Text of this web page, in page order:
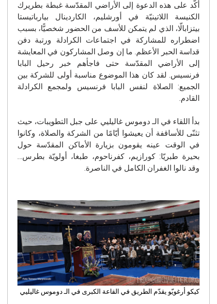
أكّد على هذه الدعوة إلى الأراضي المقدّسة غبطة بطريرك
الكنيسة اللاتينيّة في أورشليم، الكاردينال بيارباتيستا
بيتزابالّا، الذي لم يتمكن للأسف من الحضور شخصيًّا، بسبب
اضطراره للمشاركة في اجتماعات الكرادلة ورتبة دفن
قداسة الحبر الأعظم. ما إن وصل المشاركون في المعايشة
إلى الأراضي المقدّسة حتى فاجأهم خبر رحيل البابا
فرنسيس. لقد كان هذا الموضوع مناسبة أولى للشركة بين
الجميع: الصلاة لنفس البابا فرنسيس ولمجمع الكرادلة
القادم.
بدأ اللقاء في الـ دوموس غاليليي على جبل التطويبات، حيث
تثنّى للأساقفة أن يعيشوا أيّامًا من الشركة والصلاة، وكانوا
في الوقت عينه يقومون بزيارة الأماكن المقدّسة حول
بحيرة طبريّا: كورازيم، كفرناحوم، طبغا، أولويّة بطرس…
وقد نالوا الغفران الكامل في الناصرة.
كيكو أرغويّو يقدّم الطريق في القاعة الكبرى في الـ دوموس غاليليي